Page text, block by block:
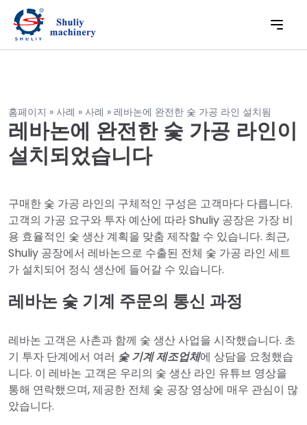
홈페이지 » 사례 » 사례 » 레바논에 완전한 숯 가공 라인 설치됨
레바논에 완전한 숯 가공 라인이
설치되었습니다
구매한 숯 가공 라인의 구체적인 구성은 고객마다 다릅니다.
고객의 가공 요구와 투자 예산에 따라 Shuliy 공장은 가장 비
용 효율적인 숯 생산 계획을 맞춤 제작할 수 있습니다. 최근,
Shuliy 공장에서 레바논으로 수출된 전체 숯 가공 라인 세트
가 설치되어 정식 생산에 들어갈 수 있습니다.
레바논 숯 기계 주문의 통신 과정
레바논 고객은 사촌과 함께 숯 생산 사업을 시작했습니다. 초
기 투자 단계에서 여러 숯 기계 제조업체에 상담을 요청했습
니다. 이 레바논 고객은 우리의 숯 생산 라인 유튜브 영상을
통해 연락했으며, 제공한 전체 숯 공장 영상에 매우 관심이 많
았습니다.